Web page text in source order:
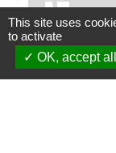
perm_phone_msg
This site uses
to activate
OK, accept all